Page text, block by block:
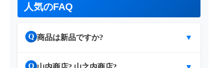
人気のFAQ
Q 商品は新品ですか? ▼
Q